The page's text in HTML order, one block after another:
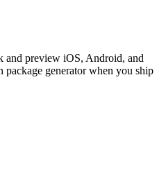
and preview iOS, Android, and
generator when you ship